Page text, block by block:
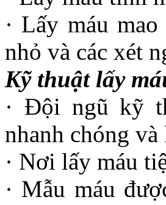
· Lấy máu
nhỏ và các xét
Kỹ thuật lấy
· Đội ngũ kỹ
nhanh chóng
· Nơi lấy máu
· Mẫu máu